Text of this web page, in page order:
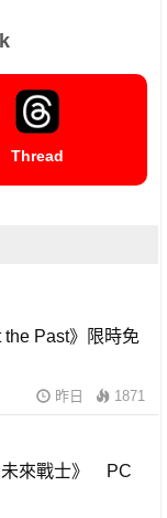
Thread
Past》限時免
昨日 1871
未來戰士》 PC